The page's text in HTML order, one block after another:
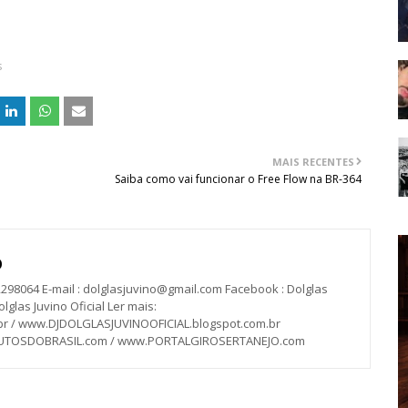
MAIS RECENTES
Saiba como vai funcionar o Free Flow na BR-364
E-mail : dolglasjuvino@gmail.com Facebook : Dolglas
Juvino Oficial Ler mais:
/ www.DJDOLGLASJUVINOOFICIAL.blogspot.com.br
/ www.PORTALGIROSERTANEJO.com